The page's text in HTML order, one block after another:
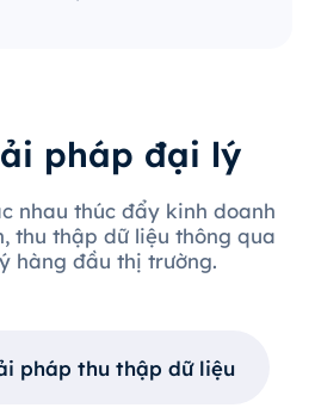
pháp đại lý
nhau thúc đẩy kinh doanh
thu thập dữ liệu thông qua
hàng đầu thị trường.
pháp thu thập dữ liệu